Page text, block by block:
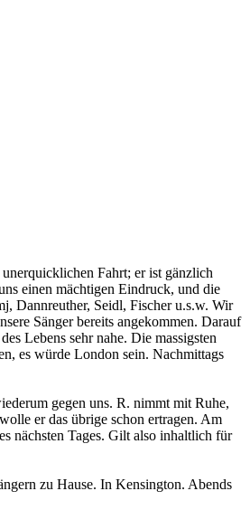
Fahrt; er ist gänzlich
einen mächtigen Eindruck, und die
Dannreuther, Seidl, Fischer u.s.w. Wir
Sänger bereits angekommen. Darauf
Lebens sehr nahe. Die massigsten
es würde London sein. Nachmittags
gegen uns. R. nimmt mit Ruhe,
er das übrige schon ertragen. Am
nächsten Tages. Gilt also inhaltlich für
zu Hause. In Kensington. Abends